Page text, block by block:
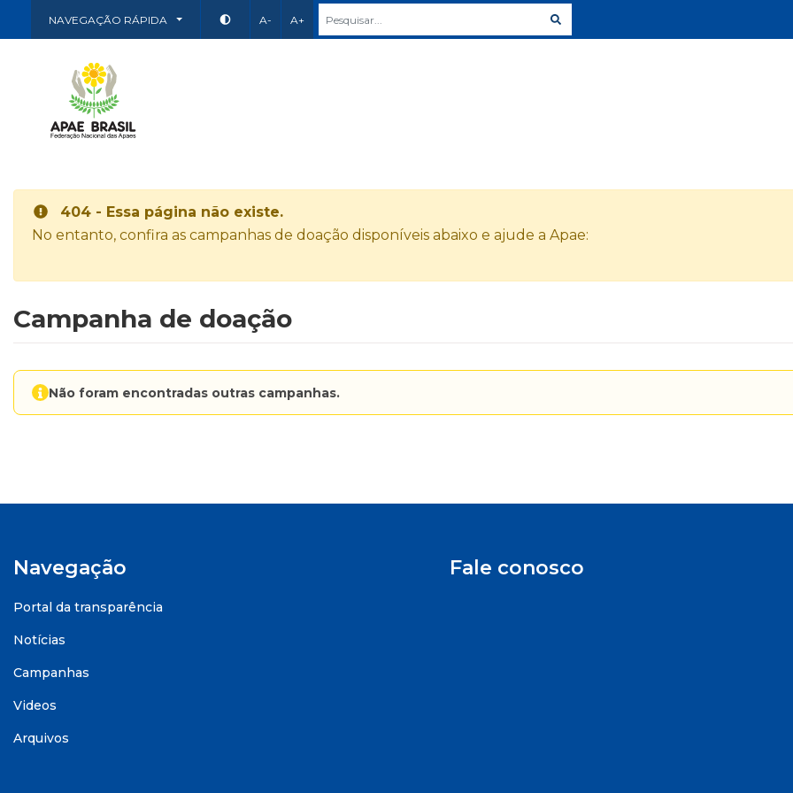
NAVEGAÇÃO RÁPIDA A- A+
404 - Essa página não existe.
No entanto, confira as campanhas de doação disponíveis abaixo e ajude a Apae:
Campanha de doação
Não foram encontradas outras campanhas.
Navegação
Portal da transparência
Notícias
Campanhas
Videos
Arquivos
Fale conosco